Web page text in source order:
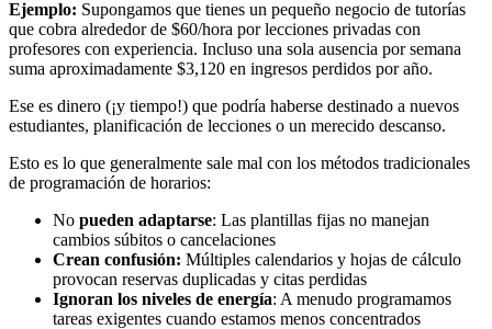
Ejemplo: Supongamos que tienes un pequeño negocio de tutorías
que cobra alrededor de $60/hora por lecciones privadas con
profesores con experiencia. Incluso una sola ausencia por semana
suma aproximadamente $3,120 en ingresos perdidos por año.
Ese es dinero (¡y tiempo!) que podría haberse destinado a nuevos
estudiantes, planificación de lecciones o un merecido descanso.
Esto es lo que generalmente sale mal con los métodos tradicionales
de programación de horarios:
No pueden adaptarse: Las plantillas fijas no manejan
cambios súbitos o cancelaciones
Crean confusión: Múltiples calendarios y hojas de cálculo
provocan reservas duplicadas y citas perdidas
Ignoran los niveles de energía: A menudo programamos
tareas exigentes cuando estamos menos concentrados